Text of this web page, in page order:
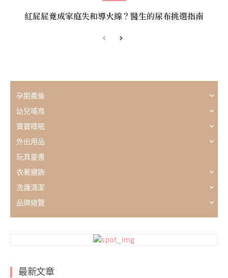
紅屁屁竟成家庭失和導火線？醫生的尿布挑選指南
孕期產後
幼兒哺育
寶寶睡眠
外出用品
玩具童書
衣著寢飾
洗護清潔
品牌總覽
最新文章